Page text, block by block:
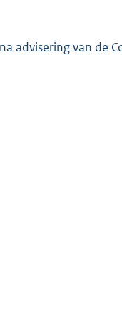
advisering van de